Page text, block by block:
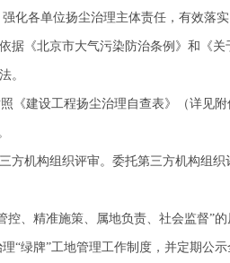
各单位扬尘治理主体责任，有效落
据《北京市大气污染防治条例》和《
。
建设工程扬尘治理自查表》（详见
构组织评审。委托第三方机构组织
精准施策、属地负责、社会监督”的
牌”工地管理工作制度，并定期公